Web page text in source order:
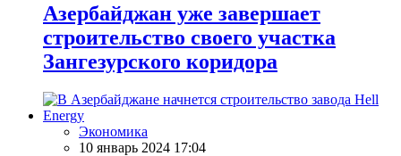
Азербайджан уже завершает
строительство своего участка
Зангезурского коридора
Экономика
10 январь 2024 17:04